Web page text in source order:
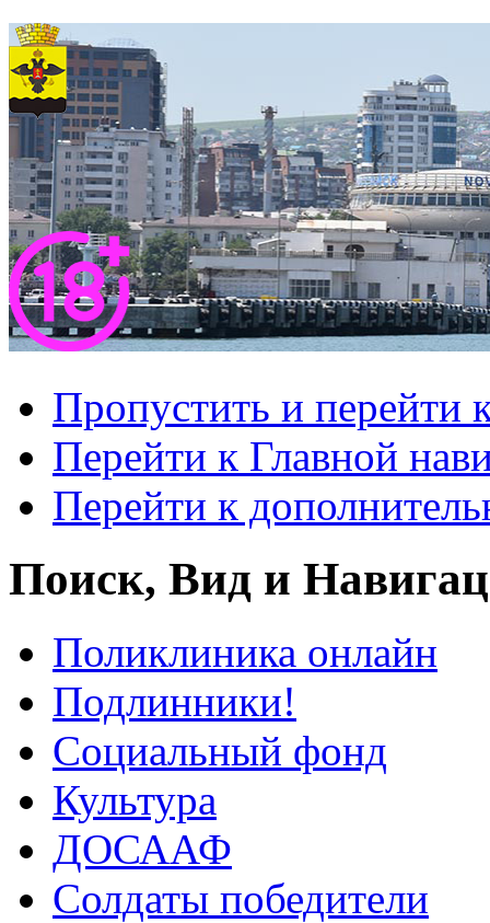
Пропустить и перейти
Перейти к Главной
Перейти к
Поиск, Вид и
Поликлиника онлайн
Подлинники!
Социальный фонд
Культура
ДОСААФ
Солдаты победители